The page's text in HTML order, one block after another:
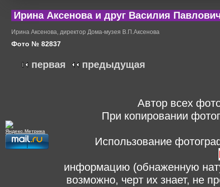
Ирина Аксенова и друг Василия
Ирина Аксенова, директор Дома-музея В.П.Аксенова
Фото № 82837
первая предыдущая
Автор всех
При копировании
Использование
информацию (обнаженную
возможно, черт их знает, не